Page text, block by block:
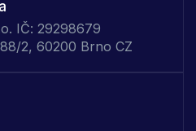
IČ: 29298679
2, 60200 Brno CZ